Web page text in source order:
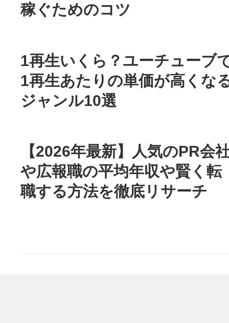
稼ぐためのコツ
1再生いくら？ユーチューブ
1再生あたりの単価が高くな
ジャンル10選
【2026年最新】人気のPR会
や広報職の平均年収や賢く転
職する方法を徹底リサーチ